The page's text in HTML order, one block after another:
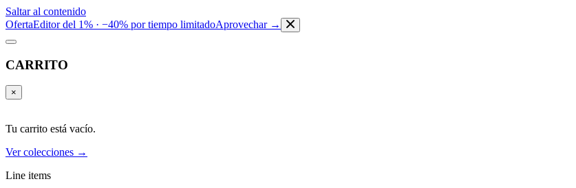
Saltar al contenido
OfertaEditor del 1% · −40% por tiempo limitadoAprovechar →
CARRITO
×
Tu carrito está vacío.
Ver colecciones →
Line items